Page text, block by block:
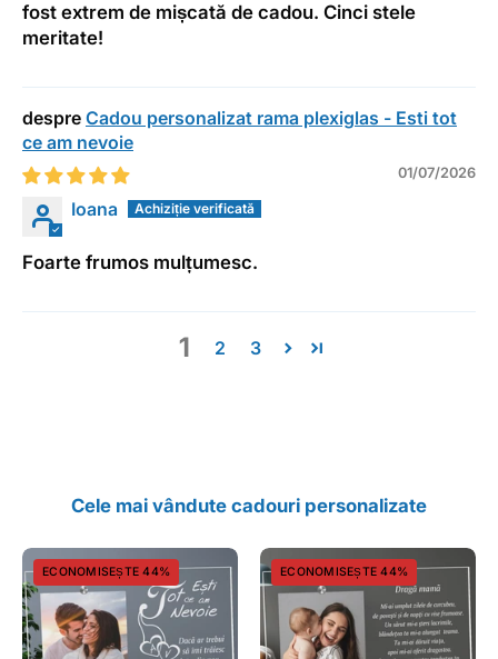
fost extrem de mișcată de cadou. Cinci stele
meritate!
Cadou personalizat rama plexiglas - Esti tot
ce am nevoie
01/07/2026
Ioana
Foarte frumos mulțumesc.
1 2 3
Cele mai vândute cadouri personalizate
Cadou
personalizat
rama
plexiglas
ECONOMISEȘTE 44%
Cadou
personalizat
rama
plexiglas
ECONOMISEȘTE 44%